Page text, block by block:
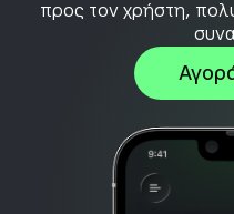
προς τον χρήστη,